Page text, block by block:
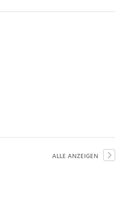
ALLE ANZEIGEN